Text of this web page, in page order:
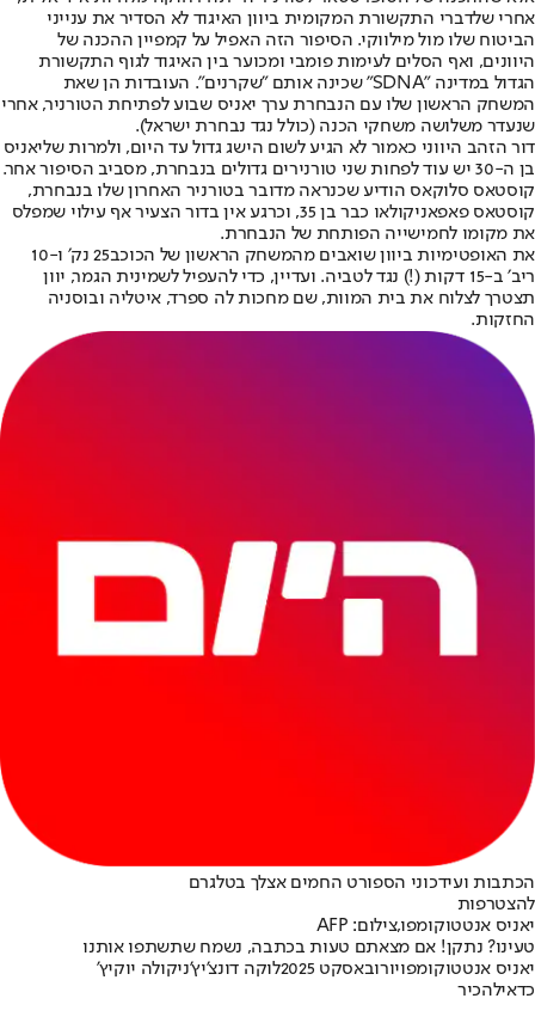
אחרי שלדברי התקשורת המקומית ביוון האיגוד לא הסדיר את ענייני
הביטוח שלו מול מילווקי. הסיפור הזה האפיל על קמפיין ההכנה של
היוונים, ואף הסלים לעימות פומבי ומכוער בין האיגוד לגוף התקשורת
הגדול במדינה "SDNA" שכינה אותם "שקרנים". העובדות הן שאת
המשחק הראשון שלו עם הנבחרת ערך יאניס שבוע לפתיחת הטורניר, אחרי
שנעדר משלושה משחקי הכנה (כולל נגד נבחרת ישראל).
דור הזהב היווני כאמור לא הגיע לשום הישג גדול עד היום, ולמרות שליאניס
בן ה-30 יש עוד לפחות שני טורנירים גדולים בנבחרת, מסביב הסיפור אחר.
קוסטאס סלוקאס הודיע שכנראה מדובר בטורניר האחרון שלו בנבחרת,
קוסטאס פאפאניקולאו כבר בן 35, וכרגע אין בדור הצעיר אף עילוי שמפלס
את מקומו לחמישייה הפותחת של הנבחרת.
את האופטימיות ביוון שואבים מהמשחק הראשון של הכוכב
25 נק׳ ו-10
ריב׳ ב-15 דקות (!) נגד לטביה. ועדיין, כדי להעפיל לשמינית הגמר, יוון
תצטרך לצלוח את בית המוות, שם מחכות לה ספרד, איטליה ובוסניה
החזקות.
הכתבות ועידכוני הספורט החמים אצלך בטלגרם
להצטרפות
יאניס אנטטוקומפו,צילום: AFP
טעינו? נתקן! אם מצאתם טעות בכתבה, נשמח שתשתפו אותנו
יאניס אנטטוקומפויורובאסקט 2025 לוקה דונצ'יץ'ניקולה יוקיץ'
כדאילהכיר